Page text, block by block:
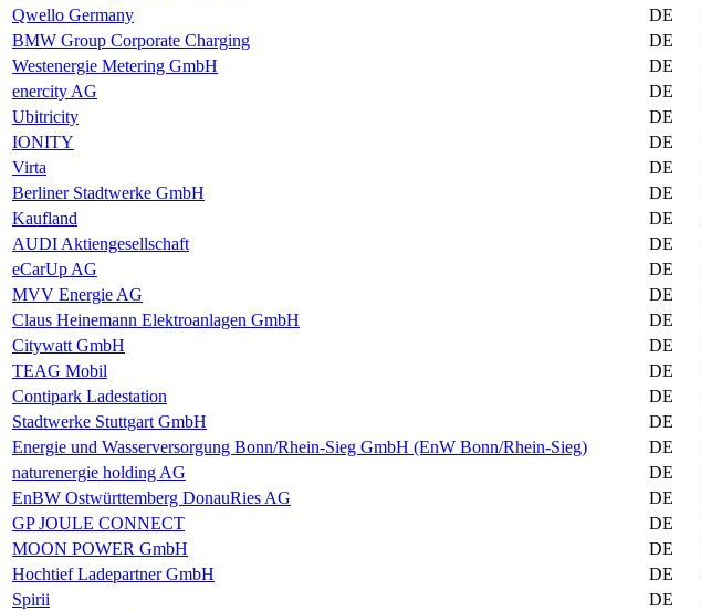
Qwello Germany
DE
BMW Group Corporate Charging
DE
Westenergie Metering GmbH
DE
enercity AG
DE
Ubitricity
DE
IONITY
DE
Virta
DE
Berliner Stadtwerke GmbH
DE
Kaufland
DE
AUDI Aktiengesellschaft
DE
eCarUp AG
DE
MVV Energie AG
DE
Claus Heinemann Elektroanlagen GmbH
DE
Citywatt GmbH
DE
TEAG Mobil
DE
Contipark Ladestation
DE
Stadtwerke Stuttgart GmbH
DE
Energie und Wasserversorgung Bonn/Rhein-Sieg GmbH (EnW Bonn/Rhein-Sieg)
DE
naturenergie holding AG
DE
EnBW Ostwürttemberg DonauRies AG
DE
GP JOULE CONNECT
DE
MOON POWER GmbH
DE
Hochtief Ladepartner GmbH
DE
Spirii
DE